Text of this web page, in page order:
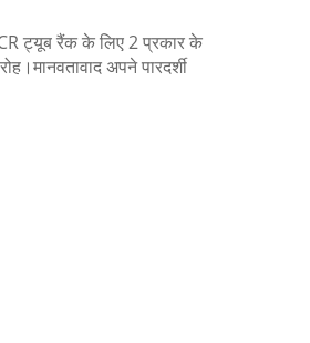
ट्यूब रैंक के लिए 2 प्रकार के
अपने पारदर्शी